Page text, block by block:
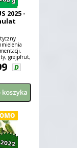
2025 -
grejpfrut,
D